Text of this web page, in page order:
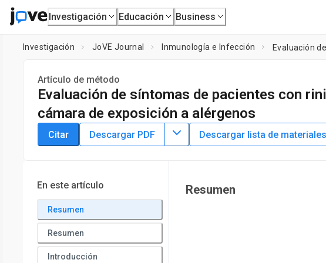
Investigación Educación Business
Investigación JoVE Journal Inmunología e Infección Evaluación
Artículo de método
Evaluación de síntomas de pacientes con
cámara de exposición a alérgenos
DOI: 10.3791/64801 ⸱ 3 de marzo de 2023
Magdalena Zemelka-Wiacek1,Anna Kosowska1,2,Marek Jutel1,2
Citar Descargar PDF Descargar lista de materiales
En este artículo
Resumen
Resumen
Introducción
Resumen